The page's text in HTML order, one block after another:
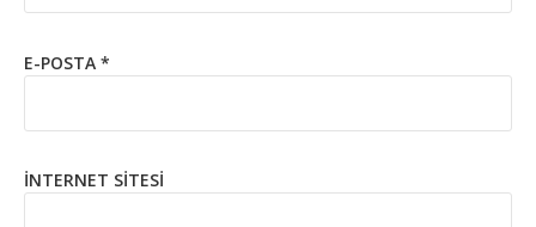
E-POSTA *
İNTERNET SITESI